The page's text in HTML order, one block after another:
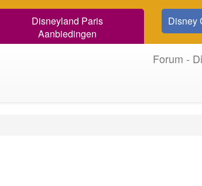
Disneyland Paris
Aanbiedingen
Disney
Forum -